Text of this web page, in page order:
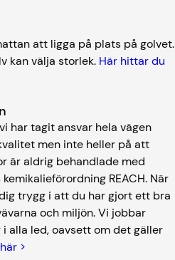
att ligga på plats på golvet.
kan välja storlek. Här hittar du
har tagit ansvar hela vägen
men inte heller på att
är aldrig behandlade med
REACH. När
trygg i att du har gjort ett bra
och miljön. Vi jobbar
alla led, oavsett om det gäller
>